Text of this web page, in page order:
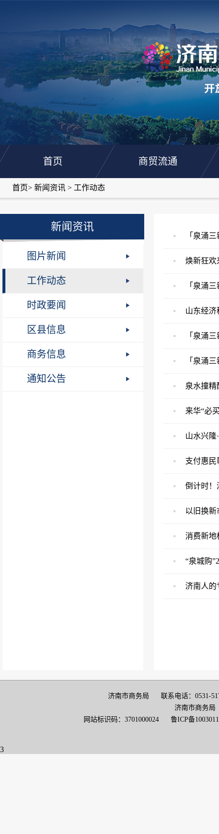
首页 商贸流通
首页> 新闻资讯 > 工作动态
新闻资讯
图片新闻
工作动态
时政要闻
区县信息
商务信息
通知公告
「泉涌
焕新狂
「泉涌
山东经济
「泉涌
「泉涌
泉水撞精
来华“必
山水兴隆
支付惠民
倒计时！
以旧换新
消费新地
“泉城购
济南人的
济南市商务局 联系电话：0531-
济南市商务
网站标识码：3701000024 鲁ICP备
3